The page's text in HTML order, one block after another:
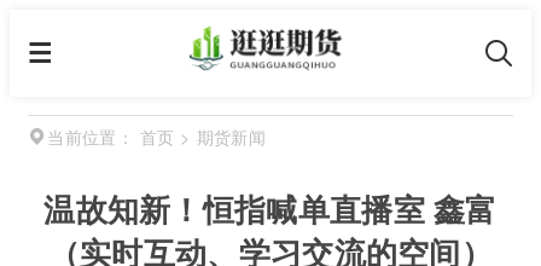
当前位置： 首页 > 期货新闻
温故知新！恒指喊单直播室 鑫富
（实时互动、学习交流的空间）